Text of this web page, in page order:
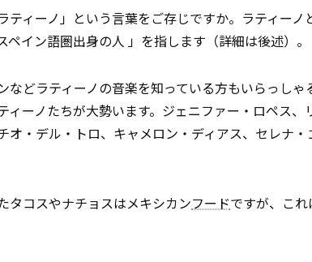
ィーノ」という言葉をご存じですか。ラティー
ペイン語圏出身の人 」を指します（詳細は後述）。
どラティーノの音楽を知っている方もいらっしゃ
ィーノたちが大勢います。ジェニファー・ロペス、
オ・デル・トロ、キャメロン・ディアス、セレナ
タコスやナチョスはメキシカンフードですが、こ